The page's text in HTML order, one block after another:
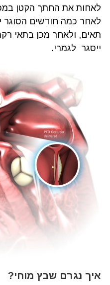
לאחות את החתך הקטן
לאחר כמה חודשים
תאים, ולאחר מכן בתאי
ייסגר לגמרי.
איך נגרם שבץ מוחי?